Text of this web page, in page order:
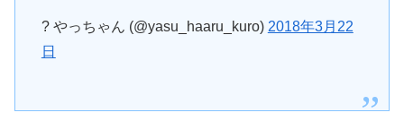
? やっちゃん (@yasu_haaru_kuro) 2018年3月22
日